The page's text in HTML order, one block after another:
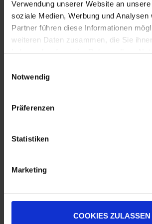
Verwendung unserer Website an
soziale Medien, Werbung und Analysen
Partner führen diese Informationen
weiteren Daten zusammen, die Sie
haben oder die sie im Rahmen Ihrer
Notwendig
Präferenzen
Statistiken
Marketing
COOKIES ZULASSEN
zzgl. MwSt.
4,17 € / kg
ZUM PRODUKT
8,32 €
64,50 €
inkl. 19% MwSt.
Nicht lieferbar